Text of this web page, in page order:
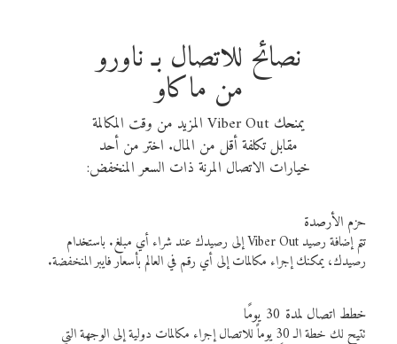
نصائح للاتصال بـ ناورو
من ماكاو
يمنحك Viber Out المزيد من وقت المكالمة
مقابل تكلفة أقل من المال. اختر من أحد
خيارات الاتصال المرنة ذات السعر المنخفض:
حزم الأرصدة
تتم إضافة رصيد Viber Out إلى رصيدك عند شراء أي مبلغ. باستخدام
رصيدك، يمكنك إجراء مكالمات إلى أي رقم في العالم بأسعار فايبر المنخفضة.
خطط اتصال لمدة 30 يومًا
تتيح لك خطة الـ 30 يوماً للاتصال إجراء مكالمات دولية إلى الوجهة التي